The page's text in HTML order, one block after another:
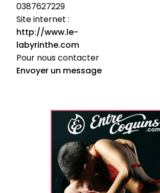
0387627229
Site internet :
http://www.le-
labyrinthe.com
Pour nous contacter
Envoyer un message